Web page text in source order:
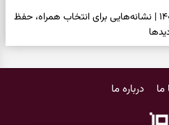
فال اسم امروز جمعه ۱۶ مرداد ۱۴۰۵ | نشانه‌هایی برای انتخاب همراه، حفظ
درباره ما